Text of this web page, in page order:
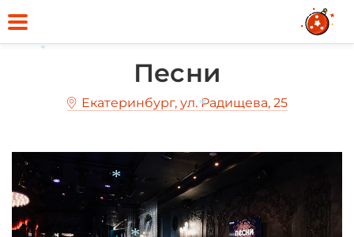
Песни
Екатеринбург, ул. Радищева, 25
*
*